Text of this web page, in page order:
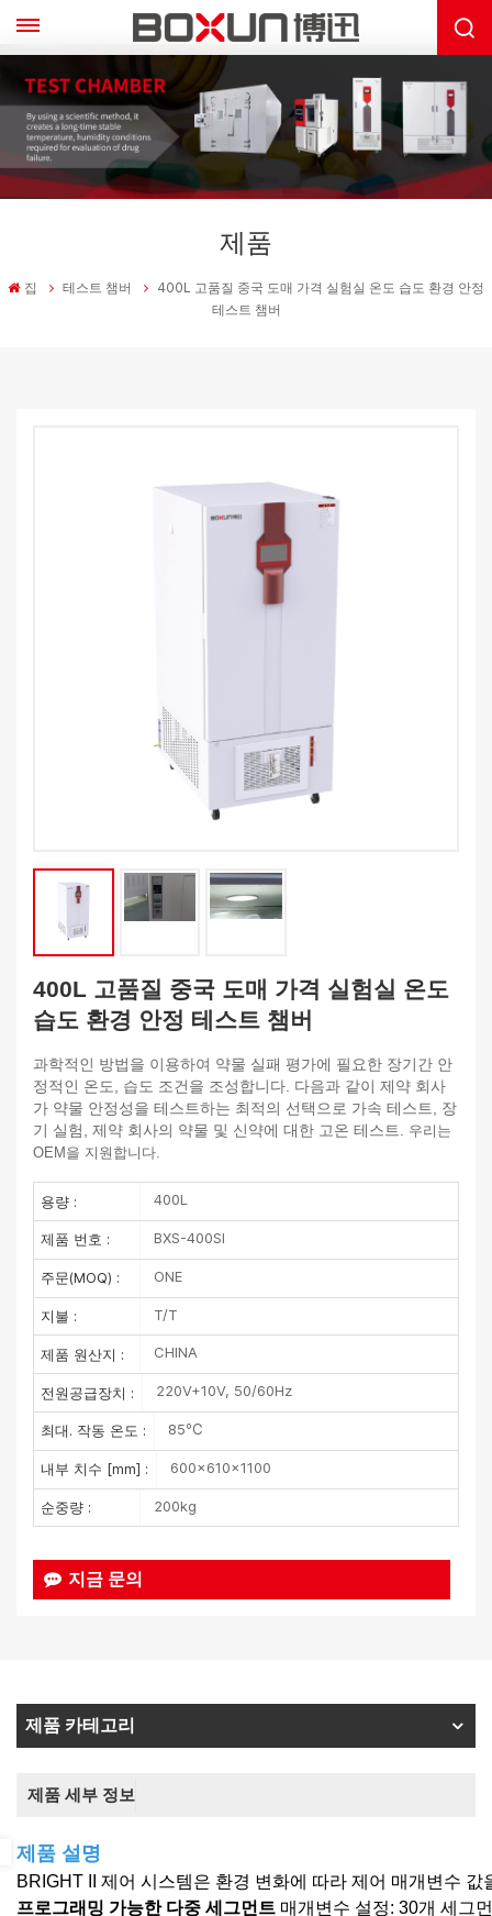
제품
집 테스트 챔버
400L 고품질 중국 도매 가격 실험실 온도 습도 환경 안정
테스트 챔버
400L 고품질 중국 도매 가격 실험실 온도
습도 환경 안정 테스트 챔버
과학적인 방법을 이용하여 약물 실패 평가에 필요한 장기간 안
정적인 온도, 습도 조건을 조성합니다. 다음과 같이 제약 회사
가 약물 안정성을 테스트하는 최적의 선택으로 가속 테스트, 장
기 실험, 제약 회사의 약물 및 신약에 대한 고온 테스트. 우리는
OEM을 지원합니다.
용량 : 400L
제품 번호 : BXS-400SI
주문(MOQ) : ONE
지불 : T/T
제품 원산지 : CHINA
전원공급장치 : 220V+10V, 50/60Hz
최대. 작동 온도 : 85℃
내부 치수 [mm] : 600×610×1100
순중량 : 200kg
지금 문의
제품 카테고리
제품 세부 정보
제품 설명
BRIGHT II 제어 시스템은 환경 변화에 따라 제어 매개변수
프로그래밍 가능한 다중 세그먼트 매개변수 설정: 30개 세그